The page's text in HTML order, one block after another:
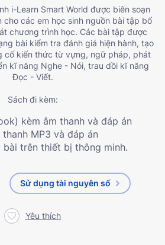
i-Learn Smart World được biên soạn
cho các em học sinh nguồn bài tập bổ
chương trình học. Các bài tập được
bài kiểm tra đánh giá hiện hành, tạo
cố kiến thức từ vựng, ngữ pháp, phát
kĩ năng Nghe - Nói, trau dồi kĩ năng
Đọc - Viết.
Sách đi kèm:
kèm âm thanh và đáp án
thanh MP3 và đáp án
bài trên thiết bị thông minh.
Sử dụng tài nguyên số
Yêu thích